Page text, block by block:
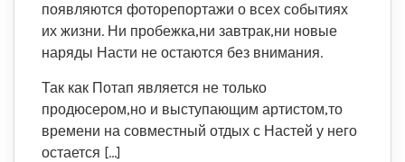
появляются фоторепортажи о всех событиях
их жизни. Ни пробежка,ни завтрак,ни новые
наряды Насти не остаются без внимания.
Так как Потап является не только
продюсером,но и выступающим артистом,то
времени на совместный отдых с Настей у него
остается […]